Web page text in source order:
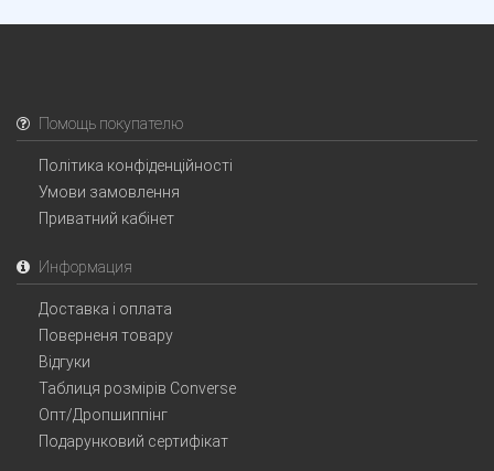
Помощь покупателю
Політика конфіденційності
Умови замовлення
Приватний кабінет
Информация
Доставка і оплата
Поверненя товару
Відгуки
Таблиця розмірів Converse
Опт/Дропшиппінг
Подарунковий сертифікат